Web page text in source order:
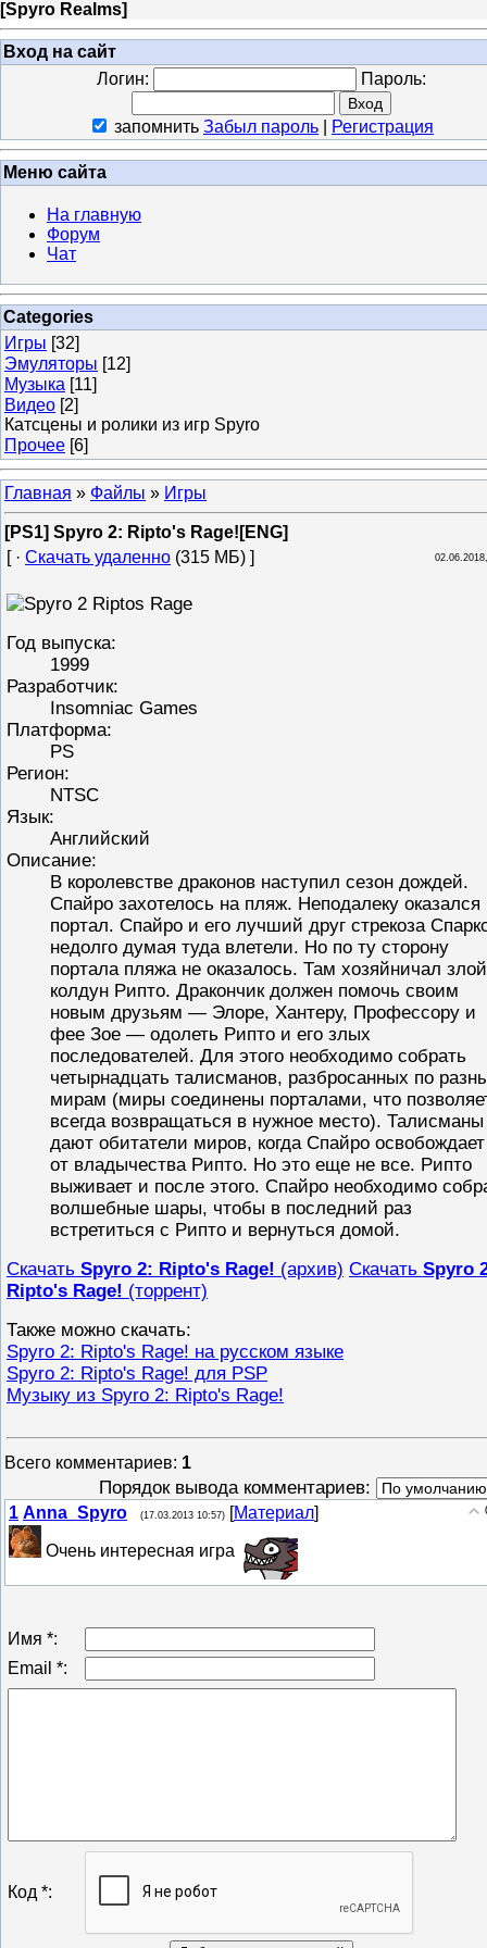
[Spyro Realms]
Вход на сайт
Логин:
Пароль:
запомнить Забыл пароль Регистрация
Меню сайта
На главную
Форум
Чат
Categories
Игры [32]
Эмуляторы [12]
Музыка [11]
Видео [2]
Катсцены и ролики из игр Spyro
Прочее [6]
Главная » Файлы » Игры
[PS1] Spyro 2: Ripto's Rage![ENG]
[ · Скачать удаленно (315 МБ) ]
Год выпуска:
1999
Разработчик:
Insomniac Games
Платформа:
PS
Регион:
NTSC
Язык:
Английский
Описание:
В королевстве драконов наступил сезон дождей.
Спайро захотелось на пляж. Неподалеку оказался
портал. Спайро и его лучший друг стрекоза
недолго думая туда влетели. Но по ту сторону
портала пляжа не оказалось. Там хозяйничал злой
колдун Рипто. Дракончик должен помочь своим
новым друзьям — Элоре, Хантеру, Профессору и
фее Зое — одолеть Рипто и его злых
последователей. Для этого необходимо собрать
четырнадцать талисманов, разбросанных по
мирам (миры соединены порталами, что
всегда возвращаться в нужное место). Талисманы
дают обитатели миров, когда Спайро
от владычества Рипто. Но это еще не все. Рипто
выживает и после этого. Спайро необходимо
волшебные шары, чтобы в последний раз
встретиться с Рипто и вернуться домой.
Cкачать Spyro 2: Ripto's Rage! (архив) Cкачать Spyro
Ripto's Rage! (торрент)
Также можно скачать:
Spyro 2: Ripto's Rage! на русском языке
Spyro 2: Ripto's Rage! для PSP
Музыку из Spyro 2: Ripto's Rage!
Всего комментариев: 1
Порядок вывода комментариев:
1 Anna_Spyro (17.03.2013 10:57) [Материал]
Очень интересная игра
Имя *:
Email *:
Код *: